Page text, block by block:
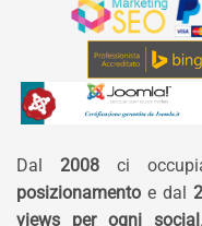
Dal 2008 ci
posizionamento e dal
views per ogni social